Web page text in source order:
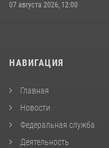
07 августа 2026, 12:00
НАВИГАЦИЯ
Главная
Новости
Федеральная служба
Деятельность